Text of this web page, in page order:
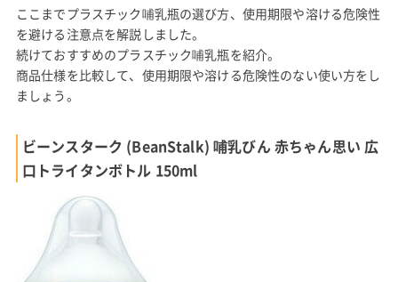
ここまでプラスチック哺乳瓶の選び方、使用期限や溶ける危険性
を避ける注意点を解説しました。
続けておすすめのプラスチック哺乳瓶を紹介。
商品仕様を比較して、使用期限や溶ける危険性のない使い方をし
ましょう。
ビーンスターク (BeanStalk) 哺乳びん 赤ちゃん思い 広
口トライタンボトル 150ml